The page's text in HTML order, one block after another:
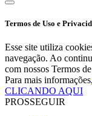
Termos de Uso e
Esse site utiliza
navegação. Ao
com nossos Termos
Para mais informações,
CLICANDO AQUI
PROSSEGUIR